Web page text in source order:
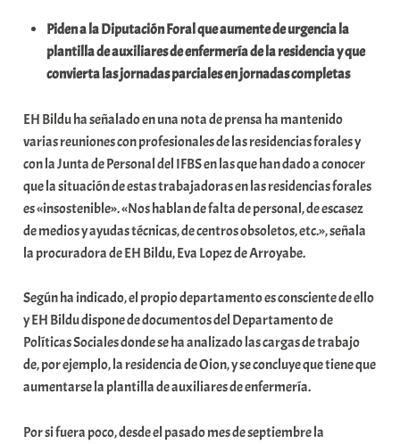
x
a
K
m
u
n
i
t
a
t
a
Piden a la Diputación Foral que aumente de urgencia la
plantilla de auxiliares de enfermería de la residencia y que
convierta las jornadas parciales en jornadas completas
EH Bildu ha señalado en una nota de prensa ha mantenido
varias reuniones con profesionales de las residencias forales y
con la Junta de Personal del IFBS en las que han dado a conocer
que la situación de estas trabajadoras en las residencias forales
es «insostenible». «Nos hablan de falta de personal, de escasez
de medios y ayudas técnicas, de centros obsoletos, etc.», señala
la procuradora de EH Bildu, Eva Lopez de Arroyabe.
Según ha indicado, el propio departamento es consciente de ello
y EH Bildu dispone de documentos del Departamento de
Políticas Sociales donde se ha analizado las cargas de trabajo
de, por ejemplo, la residencia de Oion, y se concluye que tiene que
aumentarse la plantilla de auxiliares de enfermería.
Por si fuera poco, desde el pasado mes de septiembre la